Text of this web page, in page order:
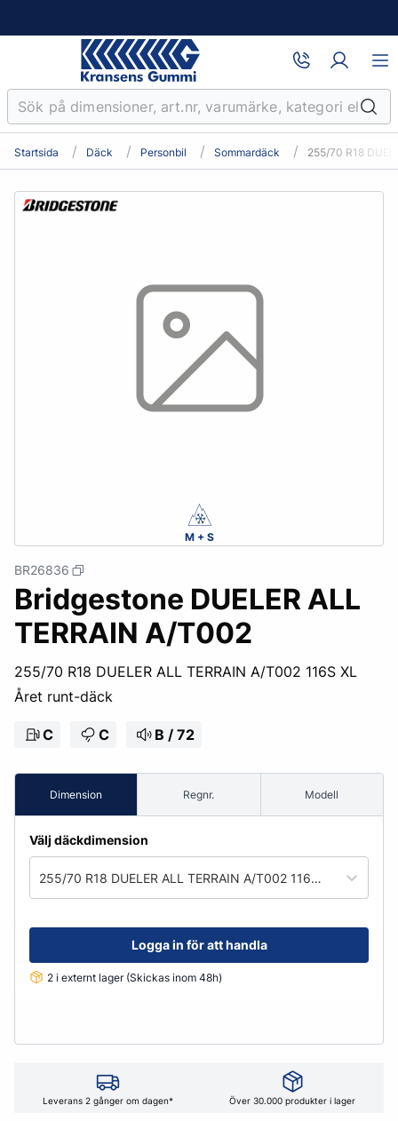
Startsida Däck Personbil Sommardäck 255/70 R18
M + S
BR26836
Bridgestone DUELER ALL
TERRAIN A/T002
255/70 R18 DUELER ALL TERRAIN A/T002 116S XL
Året runt-däck
C C B / 72
Dimension Regnr. Modell
Välj däckdimension
255/70 R18 DUELER ALL TERRAIN A/T002 116S XL
Logga in för att handla
2 i externt lager (Skickas inom 48h)
Leverans 2 gånger om dagen* Över 30.000 produkter i lager